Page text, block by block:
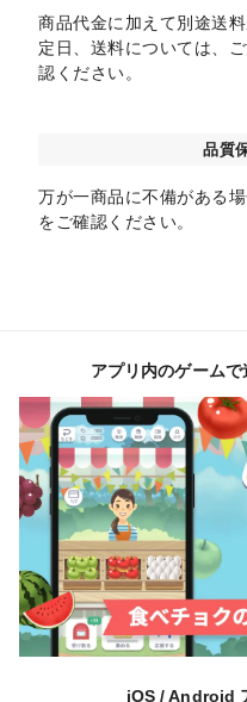
商品代金に加えて別途送
定日、送料については、
認ください。
品質
万が一商品に不備がある場
をご確認ください。
アプリ内のゲームで
iOS / Android